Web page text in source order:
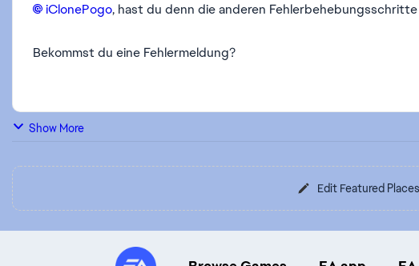
iClonePogo​, hast du denn die anderen
Bekommst du eine Fehlermeldung?
Show More
Edit Featured Places